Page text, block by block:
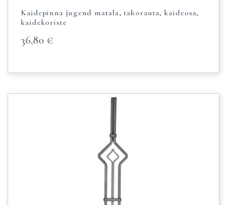
Kaidepinna jugend matala, takorauta, kaideosa,
kaidekoriste
36,80 €